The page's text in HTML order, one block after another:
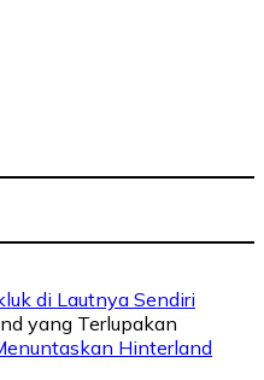
di Lautnya Sendiri
Hinterland